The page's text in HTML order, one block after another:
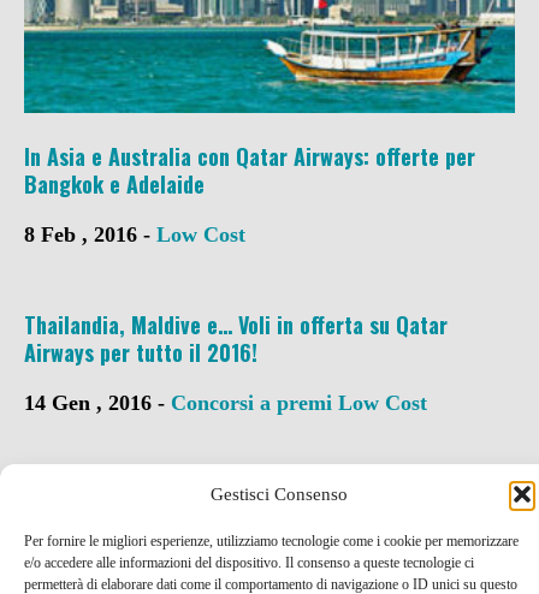
Gestisci Consenso
Per fornire le migliori esperienze, utilizziamo tecnologie come i cookie per memorizzare
e/o accedere alle informazioni del dispositivo. Il consenso a queste tecnologie ci
permetterà di elaborare dati come il comportamento di navigazione o ID unici su questo
In Asia e Australia con Qatar Airways: offerte per
Bangkok e Adelaide
8 Feb , 2016 - Low Cost
Thailandia, Maldive e… Voli in offerta su Qatar
Airways per tutto il 2016!
14 Gen , 2016 - Concorsi a premi Low Cost
Vacanze low cost a Fuerteventura con Deal Rapido!
21 Lug , 2015 -Codici SCONTO e Coupon Low
Cost